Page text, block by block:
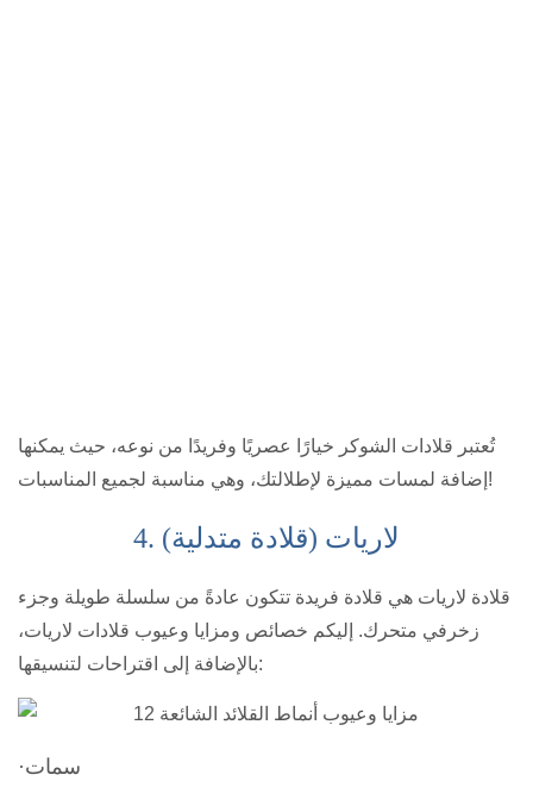
تُعتبر قلادات الشوكر خيارًا عصريًا وفريدًا من نوعه، حيث يمكنها
إضافة لمسات مميزة لإطلالتك، وهي مناسبة لجميع المناسبات!
4. لاريات (قلادة متدلية)
قلادة لاريات هي قلادة فريدة تتكون عادةً من سلسلة طويلة وجزء
زخرفي متحرك. إليكم خصائص ومزايا وعيوب قلادات لاريات،
بالإضافة إلى اقتراحات لتنسيقها:
·سمات